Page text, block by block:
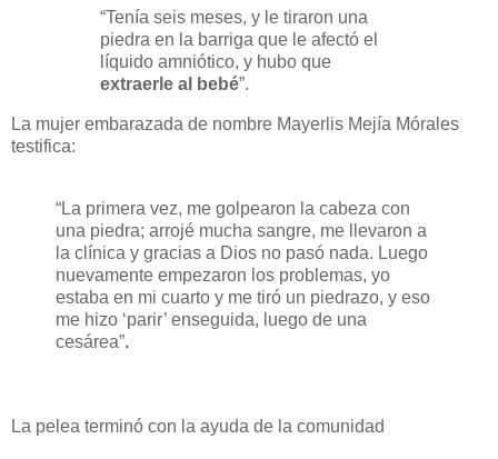
“Tenía seis meses, y le tiraron una
piedra en la barriga que le afectó el
líquido amniótico, y hubo que
extraerle al bebé”.
La mujer embarazada de nombre Mayerlis Mejía Mórales
testifica:
“La primera vez, me golpearon la cabeza con
una piedra; arrojé mucha sangre, me llevaron a
la clínica y gracias a Dios no pasó nada. Luego
nuevamente empezaron los problemas, yo
estaba en mi cuarto y me tiró un piedrazo, y eso
me hizo ‘parir’ enseguida, luego de una
cesárea”.
La pelea terminó con la ayuda de la comunidad